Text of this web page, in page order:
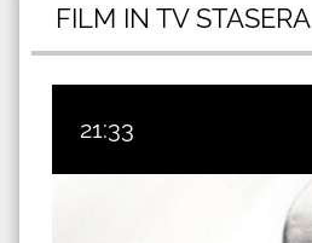
FILM IN TV STASERA
21:33